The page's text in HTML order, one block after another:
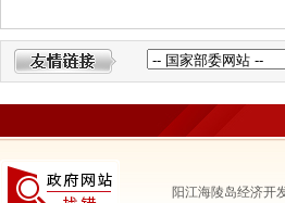
阳江海陵岛经济开